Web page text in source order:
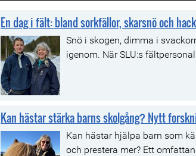
En dag i fält: bland sorkfällor, skarsnö och
Snö i skogen, dimma i
igenom. När SLU:s
Kan hästar stärka barns skolgång? Nytt
Kan hästar hjälpa barn som
och prestera mer? Ett